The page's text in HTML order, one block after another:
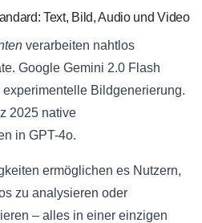
Text, Bild, Audio und Video
verarbeiten nahtlos
Google Gemini 2.0 Flash
Bildgenerierung.
2025 native
in GPT-4o.
ermöglichen es Nutzern,
zu analysieren oder
– alles in einer einzigen